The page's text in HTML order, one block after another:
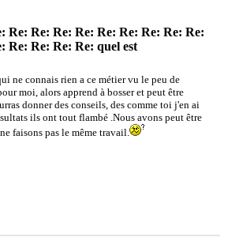
Re: Re: Re: Re: Re: Re: Re: Re: Re:
Re: Re: Re: Re: quel est
ne connais rien a ce métier vu le peu de
moi, alors apprend à bosser et peut être
donner des conseils, des comme toi j'en ai
ils ont tout flambé .Nous avons peut être
faisons pas le même travail.